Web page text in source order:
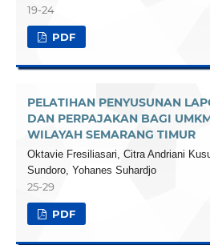
19-24
PDF
PELATIHAN PENYUSUNAN
DAN PERPAJAKAN BAGI
WILAYAH SEMARANG TIMUR
Oktavie Fresiliasari, Citra Andriani
Sundoro, Yohanes Suhardjo
25-29
PDF